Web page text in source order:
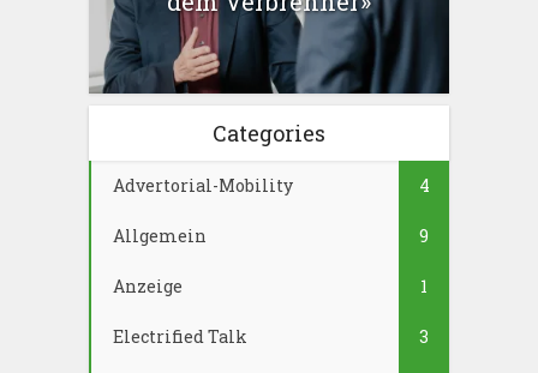
Categories
Advertorial-Mobility 4
Allgemein 9
Anzeige 1
Electrified Talk 3